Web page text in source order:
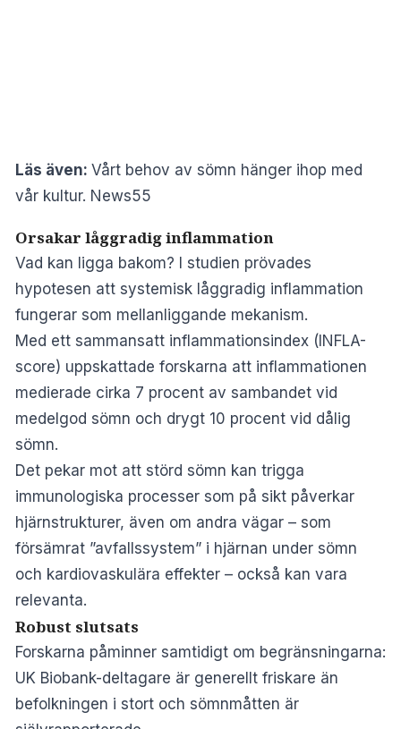
Läs även: Vårt behov av sömn hänger ihop med
vår kultur. News55
Orsakar låggradig inflammation
Vad kan ligga bakom? I studien prövades
hypotesen att systemisk låggradig inflammation
fungerar som mellanliggande mekanism.
Med ett sammansatt inflammationsindex (INFLA-
score) uppskattade forskarna att inflammationen
medierade cirka 7 procent av sambandet vid
medelgod sömn och drygt 10 procent vid dålig
sömn.
Det pekar mot att störd sömn kan trigga
immunologiska processer som på sikt påverkar
hjärnstrukturer, även om andra vägar – som
försämrat ”avfallssystem” i hjärnan under sömn
och kardiovaskulära effekter – också kan vara
relevanta.
Robust slutsats
Forskarna påminner samtidigt om begränsningarna:
UK Biobank-deltagare är generellt friskare än
befolkningen i stort och sömnmåtten är